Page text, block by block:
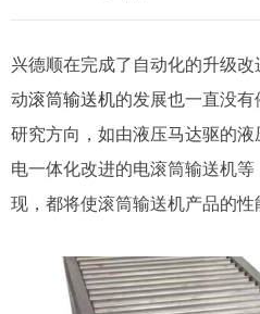
兴德顺在完成了自动化的升级
动滚筒输送机的发展也一直没
研究方向，如由液压马达驱的
电一体化改进的电滚筒输送机
现，都将使滚筒输送机产品的性